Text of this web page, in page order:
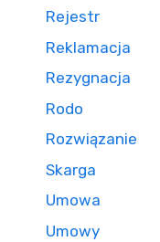
Rejestr
Reklamacja
Rezygnacja
Rodo
Rozwiązanie
Skarga
Umowa
Umowy